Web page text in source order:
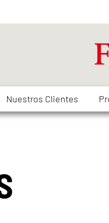
Nuestros Clientes